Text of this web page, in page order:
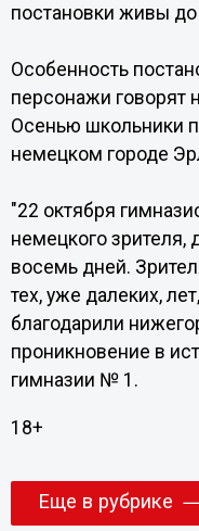
постановки живы до
Особенность
персонажи говорят
Осенью школьники
немецком городе
"22 октября
немецкого зрителя,
восемь дней.
тех, уже далеких,
благодарили
проникновение в
гимназии № 1.
18+
Еще в рубрике